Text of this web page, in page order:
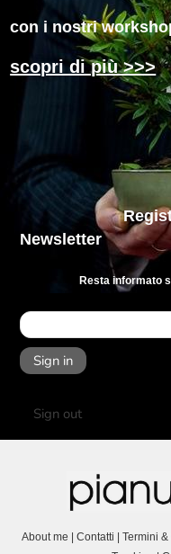
con i nostri
scopri di più >>>
Registra la
Newsletter
Resta informato
Sign in
Sign out
About me Contatti Termini